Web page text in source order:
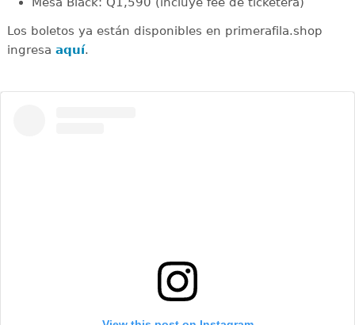
Los boletos ya están disponibles en primerafila.shop
ingresa aquí.